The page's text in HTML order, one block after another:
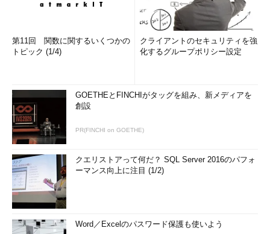
第11回 関数に関するいくつかの
トピック (1/4)
クライアントのセキュリティを強
化するグループポリシー設定
GOETHEとFINCHIがタッグを組み、新メディアを
創設
PR(FINCHI on GOETHE)
クエリストアって何だ？ SQL Server 2016のパフォ
ーマンス向上に注目 (1/2)
Word／Excelのパスワード保護も使いよう